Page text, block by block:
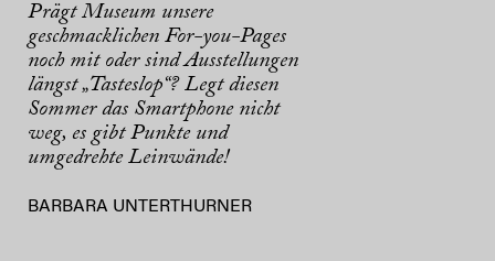
Prägt Museum unsere
geschmacklichen For-you-Pages
noch mit oder sind Ausstellungen
längst „Tasteslop“? Legt diesen
Sommer das Smartphone nicht
weg, es gibt Punkte und
umgedrehte Leinwände!
BARBARA UNTERTHURNER